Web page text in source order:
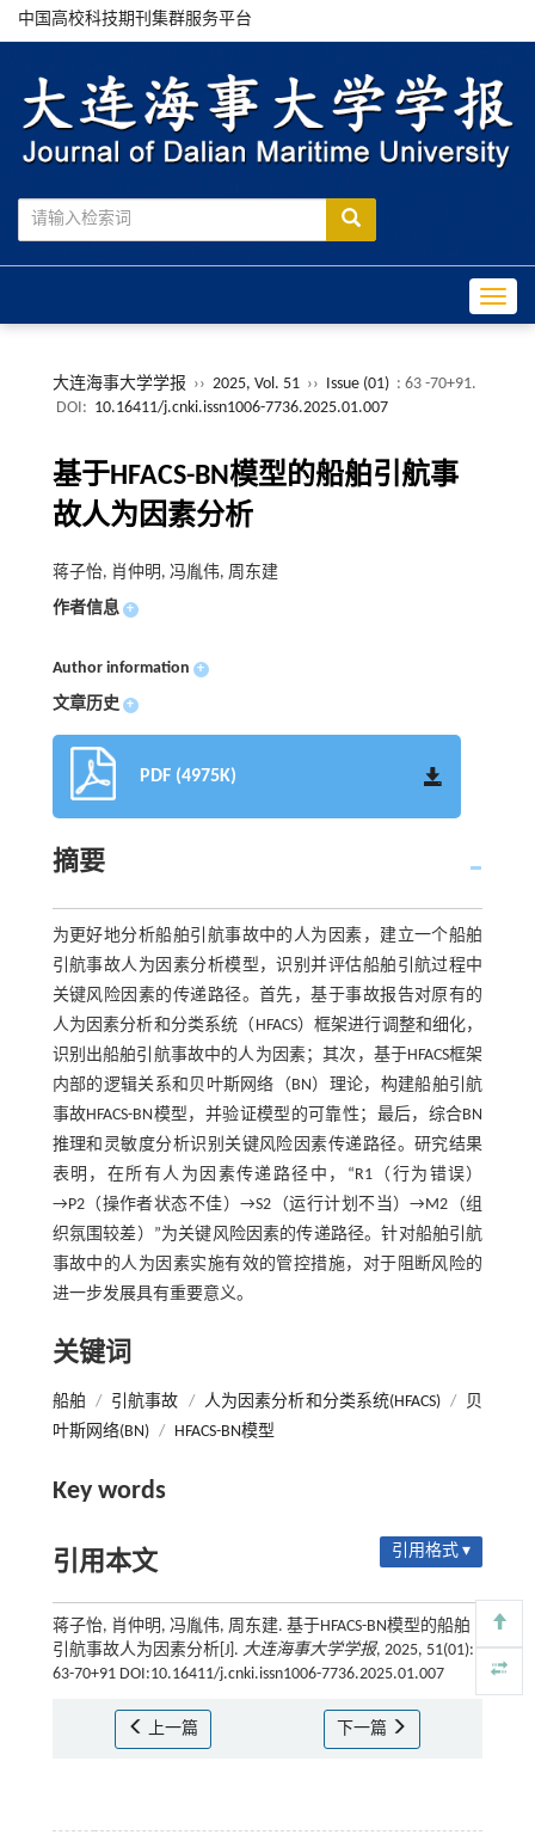
中国高校科技期刊集群服务平台
大连海事大学学报 ›› 2025, Vol. 51 ›› Issue (01) : 63 -70+91.
DOI: 10.16411/j.cnki.issn1006-7736.2025.01.007
基于HFACS-BN模型的船舶引航事
故人为因素分析
蒋子怡, 肖仲明, 冯胤伟, 周东建
作者信息 +
Author information +
文章历史 +
PDF (4975K)
摘要
为更好地分析船舶引航事故中的人为因素，建立一个船舶
引航事故人为因素分析模型，识别并评估船舶引航过程中
关键风险因素的传递路径。首先，基于事故报告对原有的
人为因素分析和分类系统（HFACS）框架进行调整和细化，
识别出船舶引航事故中的人为因素；其次，基于HFACS框架
内部的逻辑关系和贝叶斯网络（BN）理论，构建船舶引航
事故HFACS-BN模型，并验证模型的可靠性；最后，综合BN
推理和灵敏度分析识别关键风险因素传递路径。研究结果
表明，在所有人为因素传递路径中，“R1（行为错误）
→P2（操作者状态不佳）→S2（运行计划不当）→M2（组
织氛围较差）”为关键风险因素的传递路径。针对船舶引航
事故中的人为因素实施有效的管控措施，对于阻断风险的
进一步发展具有重要意义。
关键词
船舶 / 引航事故 / 人为因素分析和分类系统(HFACS) / 贝
叶斯网络(BN) / HFACS-BN模型
Key words
引用本文 引用格式 ▾
蒋子怡, 肖仲明, 冯胤伟, 周东建. 基于HFACS-BN模型的船舶
引航事故人为因素分析[J]. 大连海事大学学报, 2025, 51(01):
63-70+91 DOI:10.16411/j.cnki.issn1006-7736.2025.01.007
上一篇 下一篇